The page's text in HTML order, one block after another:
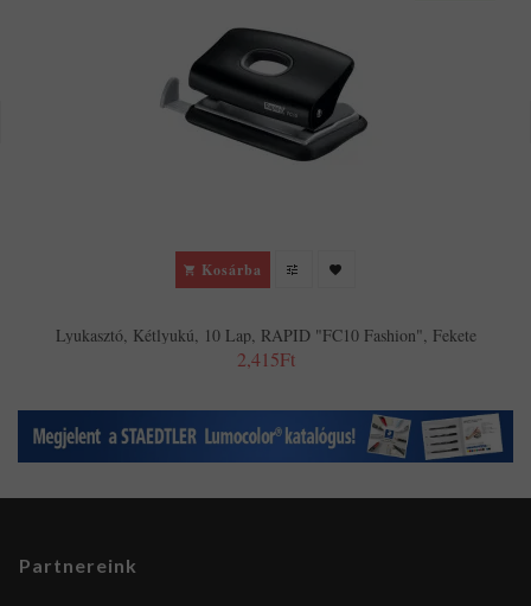
Kosárba
Lyukasztó, Kétlyukú, 10 Lap, RAPID "FC10 Fashion", Fekete
2,415Ft
Partnereink